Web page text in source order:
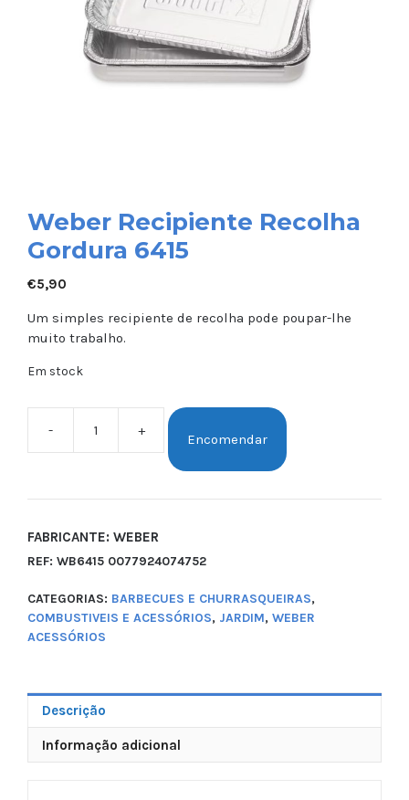
Weber Recipiente Recolha
Gordura 6415
€5,90
Um simples recipiente de recolha pode poupar-lhe
muito trabalho.
Em stock
- +
Encomendar
FABRICANTE: WEBER
REF: WB6415 0077924074752
CATEGORIAS: BARBECUES E CHURRASQUEIRAS,
COMBUSTIVEIS E ACESSÓRIOS, JARDIM, WEBER
ACESSÓRIOS
Descrição
Informação adicional